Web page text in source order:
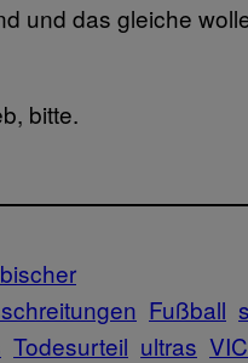
und das gleiche
bitte.
Fußball
Todesurteil ultras